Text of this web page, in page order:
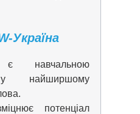
Україна
навчальною
у найширшому
потенціал